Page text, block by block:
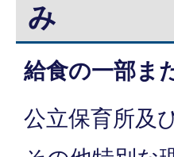
給食の一部ま
公立保育所及